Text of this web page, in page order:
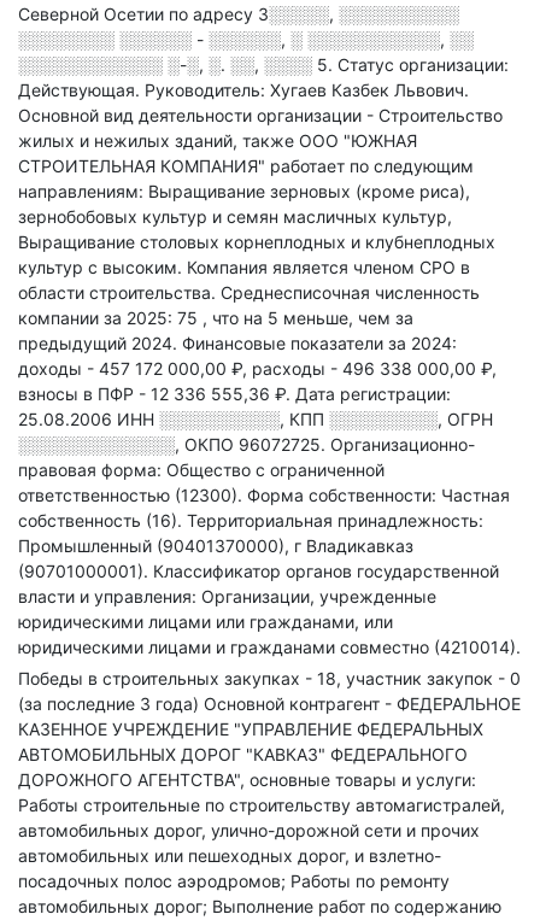
Северной Осетии по адресу 3░░░░░, ░░░░░░░░░░
░░░░░░░░ ░░░░░░ - ░░░░░░, ░ ░░░░░░░░░░░, ░░
░░░░░░░░░░░░ ░-░, ░. ░░, ░░░░ 5. Статус организации:
Действующая. Руководитель: Хугаев Казбек Львович.
Основной вид деятельности организации - Строительство
жилых и нежилых зданий, также ООО "ЮЖНАЯ
СТРОИТЕЛЬНАЯ КОМПАНИЯ" работает по следующим
направлениям: Выращивание зерновых (кроме риса),
зернобобовых культур и семян масличных культур,
Выращивание столовых корнеплодных и клубнеплодных
культур с высоким. Компания является членом СРО в
области строительства. Среднесписочная численность
компании за 2025: 75 , что на 5 меньше, чем за
предыдущий 2024. Финансовые показатели за 2024:
доходы - 457 172 000,00 ₽, расходы - 496 338 000,00 ₽,
взносы в ПФР - 12 336 555,36 ₽. Дата регистрации:
25.08.2006 ИНН ░░░░░░░░░░, КПП ░░░░░░░░░, ОГРН
░░░░░░░░░░░░░, ОКПО 96072725. Организационно-
правовая форма: Общество с ограниченной
ответственностью (12300). Форма собственности: Частная
собственность (16). Территориальная принадлежность:
Промышленный (90401370000), г Владикавказ
(90701000001). Классификатор органов государственной
власти и управления: Организации, учрежденные
юридическими лицами или гражданами, или
юридическими лицами и гражданами совместно (4210014).
Победы в строительных закупках - 18, участник закупок - 0
(за последние 3 года) Основной контрагент - ФЕДЕРАЛЬНОЕ
КАЗЕННОЕ УЧРЕЖДЕНИЕ "УПРАВЛЕНИЕ ФЕДЕРАЛЬНЫХ
АВТОМОБИЛЬНЫХ ДОРОГ "КАВКАЗ" ФЕДЕРАЛЬНОГО
ДОРОЖНОГО АГЕНТСТВА", основные товары и услуги:
Работы строительные по строительству автомагистралей,
автомобильных дорог, улично-дорожной сети и прочих
автомобильных или пешеходных дорог, и взлетно-
посадочных полос аэродромов; Работы по ремонту
автомобильных дорог; Выполнение работ по содержанию